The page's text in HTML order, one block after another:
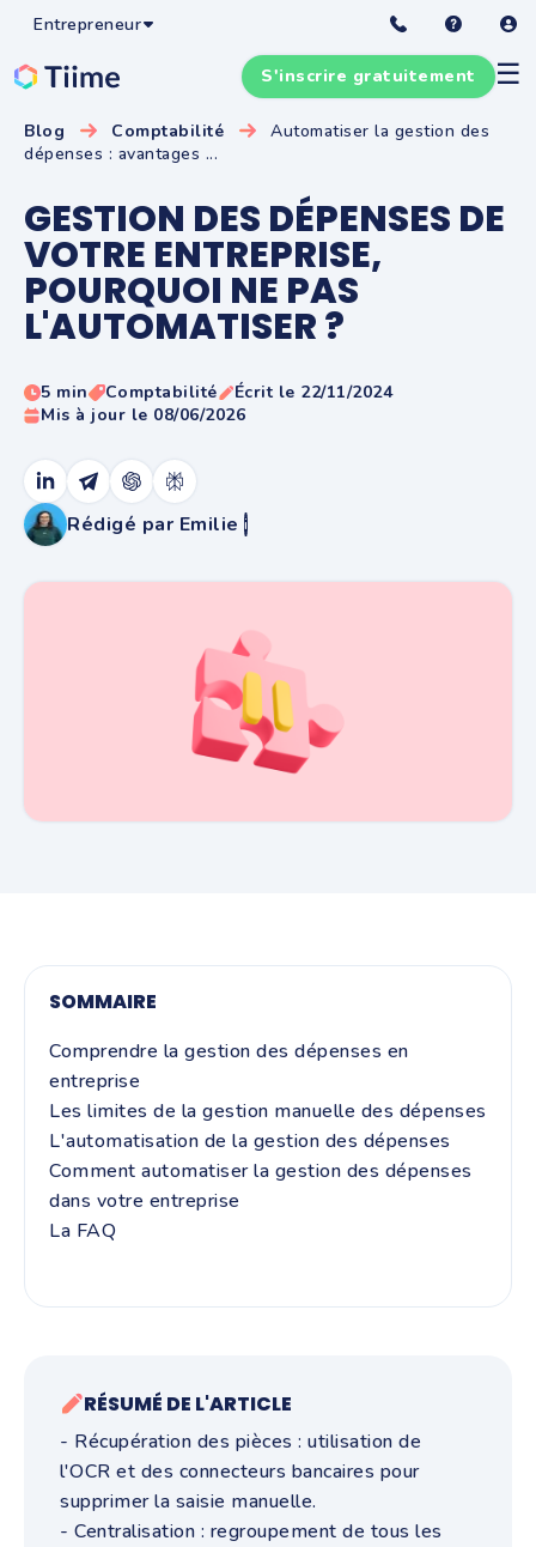
Entrepreneur
☰
S'inscrire gratuitement
Blog Comptabilité
Automatiser la gestion des
dépenses : avantages ...
GESTION DES DÉPENSES DE
VOTRE ENTREPRISE,
POURQUOI NE PAS
L'AUTOMATISER ?
5 min Comptabilité
Écrit le 22/11/2024
Mis à jour le 08/06/2026
Rédigé par Emilie i
SOMMAIRE
Comprendre la gestion des dépenses en
entreprise
Les limites de la gestion manuelle des dépenses
L'automatisation de la gestion des dépenses
Comment automatiser la gestion des dépenses
dans votre entreprise
La FAQ
RÉSUMÉ DE L'ARTICLE
- Récupération des pièces : utilisation de
l'OCR et des connecteurs bancaires pour
supprimer la saisie manuelle.
- Centralisation : regroupement de tous les